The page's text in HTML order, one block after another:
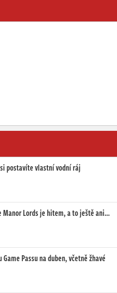
postavíte vlastní vodní ráj
Lords je hitem, a to ještě ani…
Passu na duben, včetně žhavé